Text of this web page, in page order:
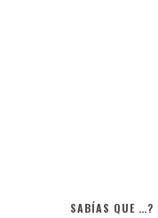
SABÍAS QUE …?